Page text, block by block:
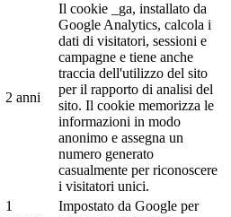
2 anni
Il cookie _ga, installato da
Google Analytics, calcola i
dati di visitatori, sessioni e
campagne e tiene anche
traccia dell'utilizzo del sito
per il rapporto di analisi del
sito. Il cookie memorizza le
informazioni in modo
anonimo e assegna un
numero generato
casualmente per riconoscere
i visitatori unici.
1
Impostato da Google per